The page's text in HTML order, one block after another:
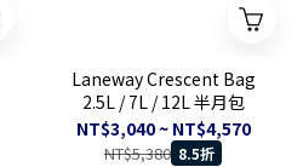
Laneway Crescent Bag
2.5L / 7L / 12L 半月包
NT$3,040 ~ NT$4,570
NT$5,380 8.5折